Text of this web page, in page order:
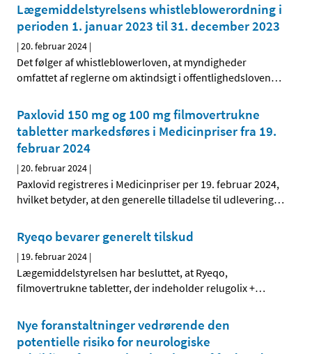
Lægemiddelstyrelsens whistleblowerordning i
perioden 1. januar 2023 til 31. december 2023
|20. februar 2024 |
Det følger af whistleblowerloven, at myndigheder
omfattet af reglerne om aktindsigt i offentlighedsloven…
Paxlovid 150 mg og 100 mg filmovertrukne
tabletter markedsføres i Medicinpriser fra 19.
februar 2024
|20. februar 2024 |
Paxlovid registreres i Medicinpriser per 19. februar 2024,
hvilket betyder, at den generelle tilladelse til udlevering…
Ryeqo bevarer generelt tilskud
| 19. februar 2024 |
Lægemiddelstyrelsen har besluttet, at Ryeqo,
filmovertrukne tabletter, der indeholder relugolix +…
Nye foranstaltninger vedrørende den
potentielle risiko for neurologiske